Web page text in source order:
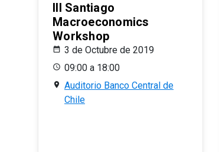
III Santiago
Macroeconomics
Workshop
3 de Octubre de 2019
09:00 a 18:00
Auditorio Banco Central de
Chile